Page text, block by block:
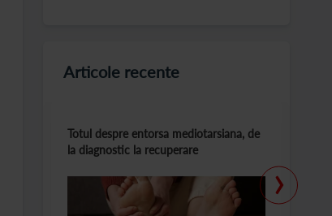
Articole recente
Totul despre entorsa mediotarsiana, de
la diagnostic la recuperare
›